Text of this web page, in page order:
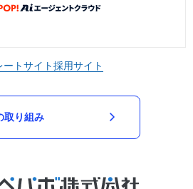
ートサイト採用サイト
取り組み